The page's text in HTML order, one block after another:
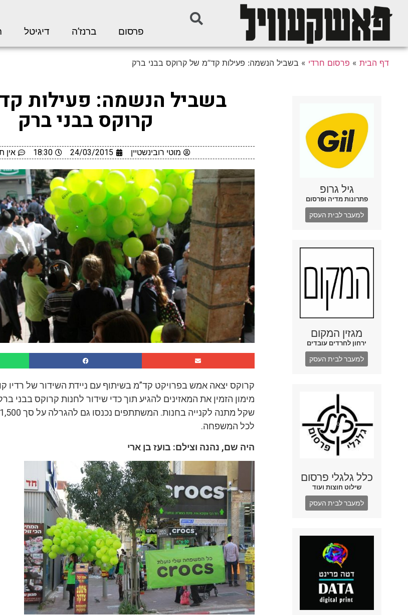
פרסום ברנז’ה דיגיטל
דף הבית » פרסום חרדי » בשביל הנשמה: פעילות קד”מ של קרוקס בבני ברק
גיל גרופ
פתרונות מדיה ופרסום
למעבר לבית העסק
מגזין המקום
ירחון לחרדים עובדים
למעבר לבית העסק
כלל גלגלי פרסום
שילוט חוצות ועוד
למעבר לבית העסק
בשביל הנשמה: פעילות
קרוקס בבני ברק
מוטי רובינשטיין 24/03/2015
18:30 אין
קרוקס יצאה אמש בפרויקט קד”מ בשיתוף עם ניידת השידור של רדיו
לכל המשפחה.
היה שם, נהנה וצילם: בועז בן ארי